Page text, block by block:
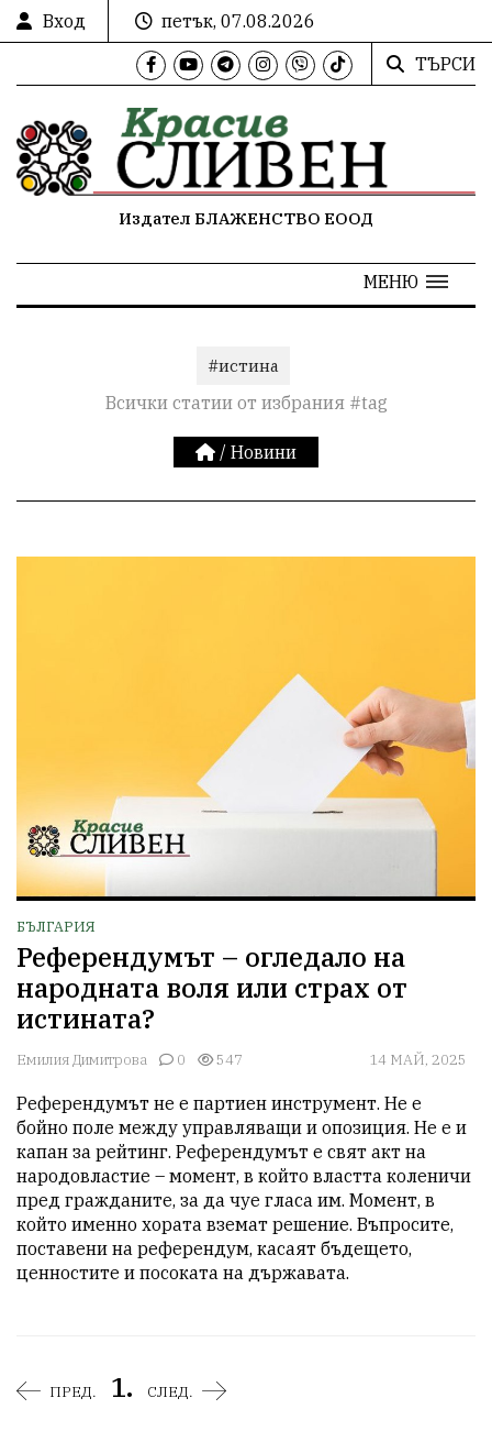
Вход
петък, 07.08.2026
ТЪРСИ
Издател БЛАЖЕНСТВО ЕООД
МЕНЮ
#истина
Всички статии от избрания #tag
/ Новини
БЪЛГАРИЯ
Референдумът – огледало на
народната воля или страх от
истината?
Емилия Димитрова 0 547 14 МАЙ, 2025
Референдумът не е партиен инструмент. Не е
бойно поле между управляващи и опозиция. Не е и
капан за рейтинг. Референдумът е свят акт на
народовластие – момент, в който властта коленичи
пред гражданите, за да чуе гласа им. Момент, в
който именно хората вземат решение. Въпросите,
поставени на референдум, касаят бъдещето,
ценностите и посоката на държавата.
ПРЕД. 1. СЛЕД.